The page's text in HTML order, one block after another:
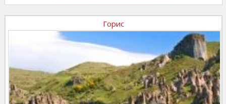
Горис